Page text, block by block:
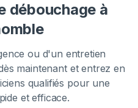
débouchage à
ou d'un entretien
maintenant et entrez en
qualifiés pour une
et efficace.